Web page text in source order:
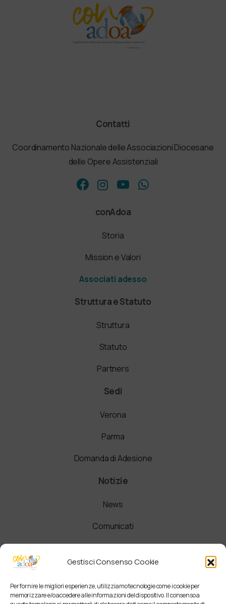
Gestisci Consenso Cookie
Per fornire le migliori esperienze, utilizziamo tecnologie come i cookie per
memorizzare e/o accedere alle informazioni del dispositivo. Il consenso a
Contatti
Coordinamento Nazionale delle Associazioni Diocesane
delle Opere Assistenziali
conAdoa
Storia
Mission e Valori
Associati adesso
Struttura e Statuto
Struttura
Statuto
Partners
Sedi
Verona
Parma
Domanda di Adesione
Notizie
News
Comunicati